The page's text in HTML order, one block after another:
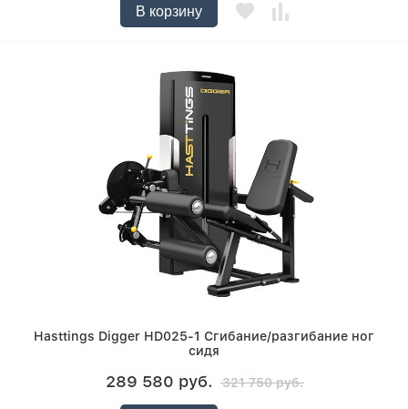
В корзину
Hasttings Digger HD025-1 Сгибание/разгибание ног
сидя
289 580 руб. 321 750 руб.